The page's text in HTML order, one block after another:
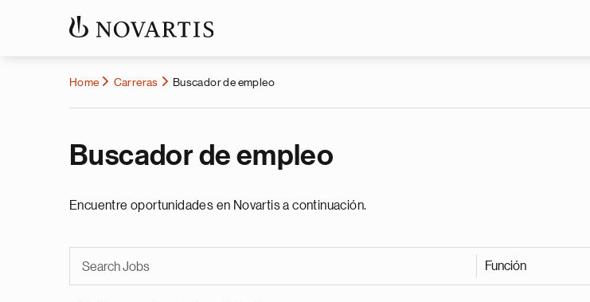
Home Carreras Buscador de empleo
Buscador de empleo
Encuentre oportunidades en Novartis a continuación.
Función